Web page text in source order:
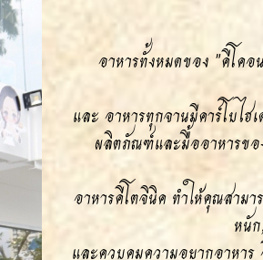
อาหารทั้งหมดของ "คีโคอ
และ อาหารทุกจานมีคาร์โบไฮ
ผลิตภัณฑ์และมื้ออาหารขอ
อาหารคีโตจินิค ทำให้คุณสาม
หนั
และควบคุมความอยากอาหาร